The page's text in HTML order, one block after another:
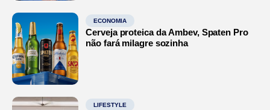
ECONOMIA
Cerveja proteica da Ambev, Spaten Pro
não fará milagre sozinha
LIFESTYLE